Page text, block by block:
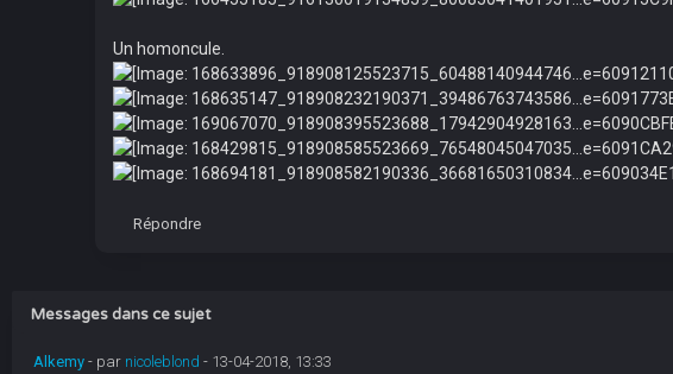
Un homoncule.
Répondre
Messages dans ce sujet
Alkemy - par nicoleblond - 13-04-2018, 13:33